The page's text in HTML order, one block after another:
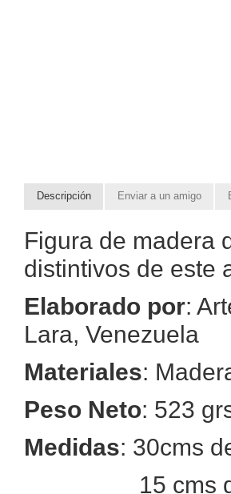
Descripción Enviar a un amigo
Figura de madera
distintivos de este
Elaborado por:
Lara, Venezuela
Materiales:
Peso Neto: 523
Medidas: 30cms
15 cms de